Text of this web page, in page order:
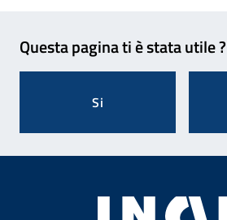
Questa pagina ti è stata utile ?
Si